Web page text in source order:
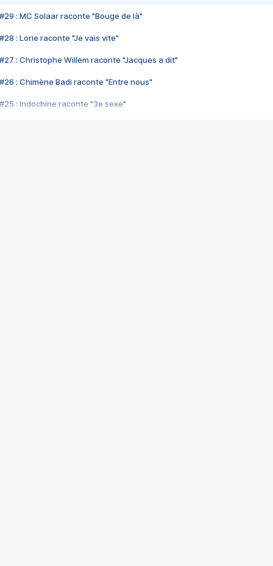
#29 : MC Solaar raconte "Bouge de là"
#28 : Lorie raconte "Je vais vite"
#27 : Christophe Willem raconte "Jacques a dit"
#26 : Chimène Badi raconte "Entre nous"
#25 : Indochine raconte "3e sexe"